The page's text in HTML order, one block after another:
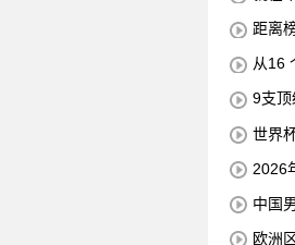
录
距离
将成为历
从16
9支
世界
2026
中国
欧洲